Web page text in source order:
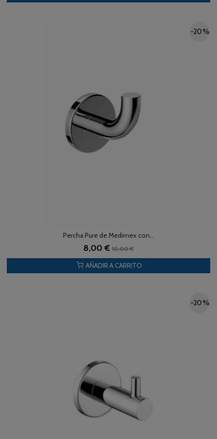
-20 %
Percha Pure de Medimex con...
8,00 € 10,00 €
AÑADIR A CARRITO
-20 %